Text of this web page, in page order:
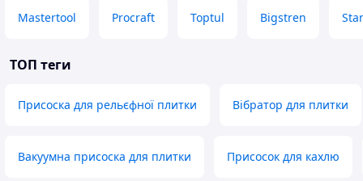
Mastertool Procraft Toptul Bigstren
ТОП теги
Присоска для рельєфної плитки Вібратор для плитки
Вакуумна присоска для плитки Присосок для кахлю